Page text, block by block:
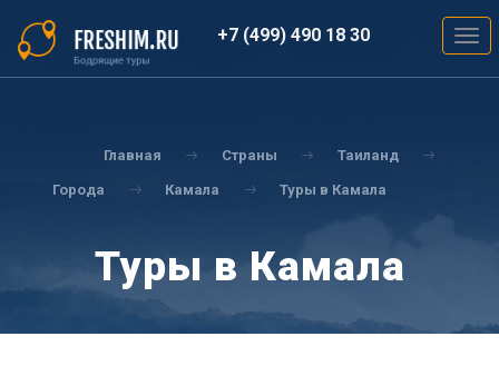
основному
содержанию
+7 (499) 490 18 30
Главная Страны Таиланд
Города Камала Туры в Камала
Туры в Камала